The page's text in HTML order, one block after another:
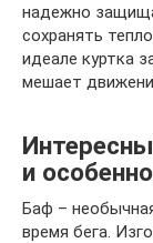
надежно
сохранять
идеале куртка
мешает
и
Баф –
время бега.